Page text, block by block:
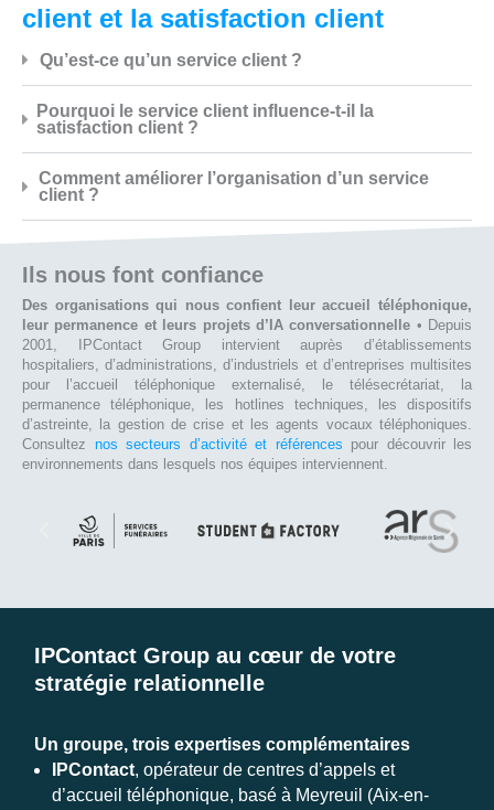
client et la satisfaction client
Qu’est-ce qu’un service client ?
Pourquoi le service client influence-t-il la
satisfaction client ?
Comment améliorer l’organisation d’un service
client ?
Ils nous font confiance
Des organisations qui nous confient leur accueil téléphonique,
leur permanence et leurs projets d’IA conversationnelle • Depuis
2001, IPContact Group intervient auprès d’établissements
hospitaliers, d’administrations, d’industriels et d’entreprises multisites
pour l’accueil téléphonique externalisé, le télésecrétariat, la
permanence téléphonique, les hotlines techniques, les dispositifs
d’astreinte, la gestion de crise et les agents vocaux téléphoniques.
Consultez nos secteurs d’activité et références pour découvrir les
environnements dans lesquels nos équipes interviennent.
IPContact Group au cœur de votre
stratégie relationnelle
Un groupe, trois expertises complémentaires
IPContact, opérateur de centres d’appels et
d’accueil téléphonique, basé à Meyreuil (Aix-en-